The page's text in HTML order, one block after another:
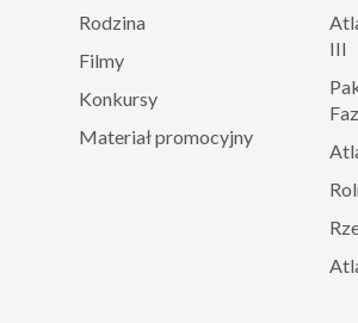
III
Rodzina
Filmy
Konkursy
Materiał promocyjny